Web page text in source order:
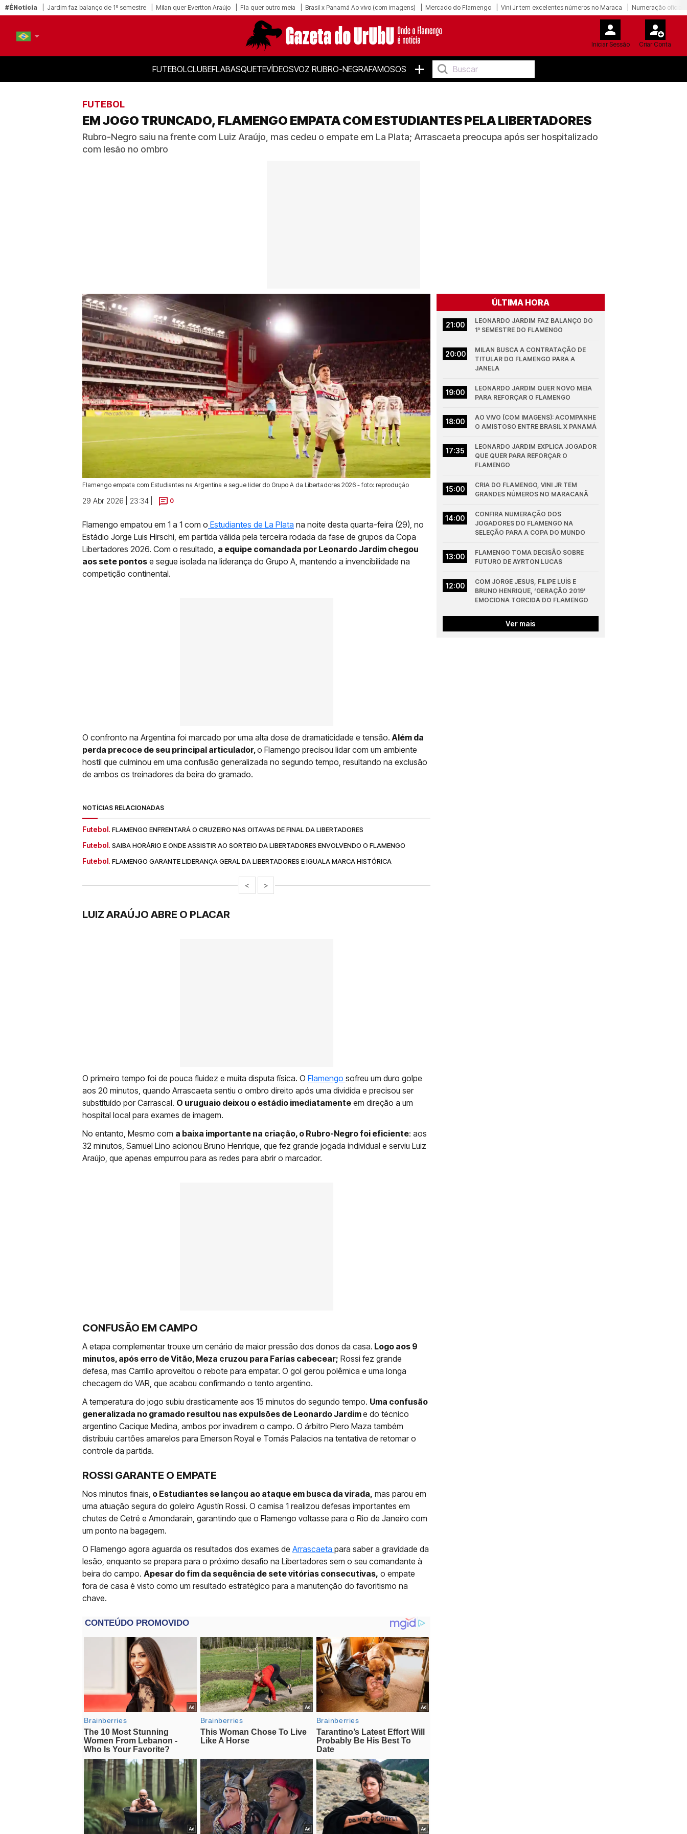
#ÉNotícia Jardim faz balanço de 1º semestre Milan quer Evertton Araújo Fla quer outro meia Brasil x Panamá Ao vivo (com imagens) Mercado do Flamengo Vini Jr tem excelentes números no Maraca Numeração oficial
Iniciar Sessão Criar Conta
FUTEBOLCLUBEFLABASQUETEVÍDEOSVOZ RUBRO-NEGRAFAMOSOS +
FUTEBOL
EM JOGO TRUNCADO, FLAMENGO EMPATA COM ESTUDIANTES PELA LIBERTADORES
Rubro-Negro saiu na frente com Luiz Araújo, mas cedeu o empate em La Plata; Arrascaeta preocupa após ser hospitalizado
com lesão no ombro
Flamengo empata com Estudiantes na Argentina e segue líder do Grupo A da Libertadores 2026 - foto: reprodução
29 Abr 2026 | 23:34 | 0
Flamengo empatou em 1 a 1 com o Estudiantes de La Plata na noite desta quarta-feira (29), no
Estádio Jorge Luis Hirschi, em partida válida pela terceira rodada da fase de grupos da Copa
Libertadores 2026. Com o resultado, a equipe comandada por Leonardo Jardim chegou
aos sete pontos e segue isolada na liderança do Grupo A, mantendo a invencibilidade na
competição continental.
O confronto na Argentina foi marcado por uma alta dose de dramaticidade e tensão. Além da
perda precoce de seu principal articulador,o Flamengo precisou lidar com um ambiente
hostil que culminou em uma confusão generalizada no segundo tempo, resultando na exclusão
de ambos os treinadores da beira do gramado.
NOTÍCIAS RELACIONADAS
Futebol. FLAMENGO ENFRENTARÁ O CRUZEIRO NAS OITAVAS DE FINAL DA LIBERTADORES
Futebol. SAIBA HORÁRIO E ONDE ASSISTIR AO SORTEIO DA LIBERTADORES ENVOLVENDO O FLAMENGO
Futebol. FLAMENGO GARANTE LIDERANÇA GERAL DA LIBERTADORES E IGUALA MARCA HISTÓRICA
< >
LUIZ ARAÚJO ABRE O PLACAR
O primeiro tempo foi de pouca fluidez e muita disputa física. O Flamengo sofreu um duro golpe
aos 20 minutos, quando Arrascaeta sentiu o ombro direito após uma dividida e precisou ser
substituído por Carrascal. O uruguaio deixou o estádio imediatamente em direção a um
hospital local para exames de imagem.
No entanto, Mesmo com a baixa importante na criação, o Rubro-Negro foi eficiente: aos
32 minutos, Samuel Lino acionou Bruno Henrique, que fez grande jogada individual e serviu Luiz
Araújo, que apenas empurrou para as redes para abrir o marcador.
CONFUSÃO EM CAMPO
A etapa complementar trouxe um cenário de maior pressão dos donos da casa. Logo aos 9
minutos, após erro de Vitão, Meza cruzou para Farías cabecear; Rossi fez grande
defesa, mas Carrillo aproveitou o rebote para empatar. O gol gerou polêmica e uma longa
checagem do VAR, que acabou confirmando o tento argentino.
A temperatura do jogo subiu drasticamente aos 15 minutos do segundo tempo. Uma confusão
generalizada no gramado resultou nas expulsões de Leonardo Jardime do técnico
argentino Cacique Medina, ambos por invadirem o campo. O árbitro Piero Maza também
distribuiu cartões amarelos para Emerson Royal e Tomás Palacios na tentativa de retomar o
controle da partida.
ROSSI GARANTE O EMPATE
Nos minutos finais, o Estudiantes se lançou ao ataque em busca da virada, mas parou em
uma atuação segura do goleiro Agustín Rossi. O camisa 1 realizou defesas importantes em
chutes de Cetré e Amondarain, garantindo que o Flamengo voltasse para o Rio de Janeiro com
um ponto na bagagem.
O Flamengo agora aguarda os resultados dos exames de Arrascaeta para saber a gravidade da
lesão, enquanto se prepara para o próximo desafio na Libertadores sem o seu comandante à
beira do campo. Apesar do fim da sequência de sete vitórias consecutivas, o empate
fora de casa é visto como um resultado estratégico para a manutenção do favoritismo na
chave.
ÚLTIMA HORA
21:00
LEONARDO JARDIM FAZ BALANÇO DO
1º SEMESTRE DO FLAMENGO
20:00
MILAN BUSCA A CONTRATAÇÃO DE
TITULAR DO FLAMENGO PARA A
JANELA
19:00
LEONARDO JARDIM QUER NOVO MEIA
PARA REFORÇAR O FLAMENGO
18:00
AO VIVO (COM IMAGENS): ACOMPANHE
O AMISTOSO ENTRE BRASIL X PANAMÁ
17:35
LEONARDO JARDIM EXPLICA JOGADOR
QUE QUER PARA REFORÇAR O
FLAMENGO
15:00
CRIA DO FLAMENGO, VINI JR TEM
GRANDES NÚMEROS NO MARACANÃ
14:00
CONFIRA NUMERAÇÃO DOS
JOGADORES DO FLAMENGO NA
SELEÇÃO PARA A COPA DO MUNDO
13:00
FLAMENGO TOMA DECISÃO SOBRE
FUTURO DE AYRTON LUCAS
12:00
COM JORGE JESUS, FILIPE LUÍS E
BRUNO HENRIQUE, ‘GERAÇÃO 2019’
EMOCIONA TORCIDA DO FLAMENGO
Ver mais